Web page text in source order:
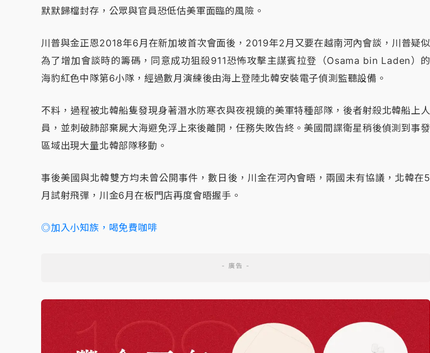
默默歸檔封存，公眾與官員恐低估美軍面臨的風險。
川普與金正恩2018年6月在新加坡首次會面後，2019年2月又要在越南河內會談，川普疑似
為了增加會談時的籌碼，同意成功狙殺911恐怖攻擊主謀賓拉登（Osama bin Laden）的
海豹紅色中隊第6小隊，經過數月演練後由海上登陸北韓安裝電子偵測監聽設備。
不料，過程被北韓船隻發現身著潛水防寒衣與夜視鏡的美軍特種部隊，後者射殺北韓船上人
員，並刺破肺部棄屍大海避免浮上來後離開，任務失敗告終。美國間諜衛星稍後偵測到事發
區域出現大量北韓部隊移動。
事後美國與北韓雙方均未曾公開事件，數日後，川金在河內會晤，兩國未有協議，北韓在5
月試射飛彈，川金6月在板門店再度會晤握手。
◎加入小知族，喝免費咖啡